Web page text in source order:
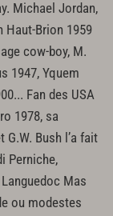
Michael Jordan,
Haut-Brion 1959
cow-boy, M.
1947, Yquem
Fan des USA
1978, sa
G.W. Bush l’a fait
Perniche,
Mas
ou modestes